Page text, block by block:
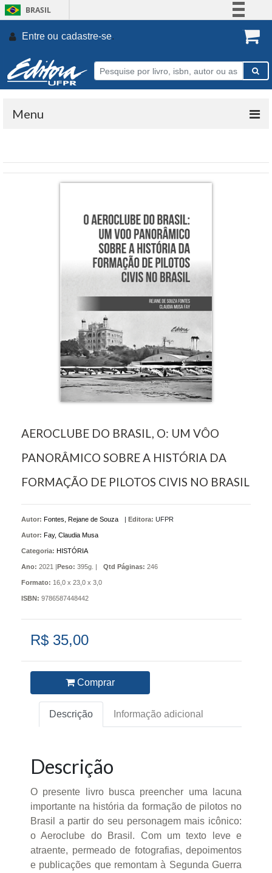
BRASIL
Participe
Entre ou cadastre-se.
Menu
AEROCLUBE DO BRASIL, O: UM VÔO
PANORÂMICO SOBRE A HISTÓRIA DA
FORMAÇÃO DE PILOTOS CIVIS NO BRASIL
Autor: Fontes, Rejane de Souza
Autor: Fay, Claudia Musa
Editora: UFPR
Categoria: HISTÓRIA
Ano: 2021 | Peso: 395g. | Qtd Páginas: 246
Formato: 16,0 x 23,0 x 3,0
ISBN: 9786587448442
R$ 35,00
Comprar
Descrição Informação adicional
Descrição
O presente livro busca preencher uma lacuna
importante na história da formação de pilotos no
Brasil a partir do seu personagem mais icônico:
o Aeroclube do Brasil. Com um texto leve e
atraente, permeado de fotografias, depoimentos
e publicações que remontam à Segunda Guerra